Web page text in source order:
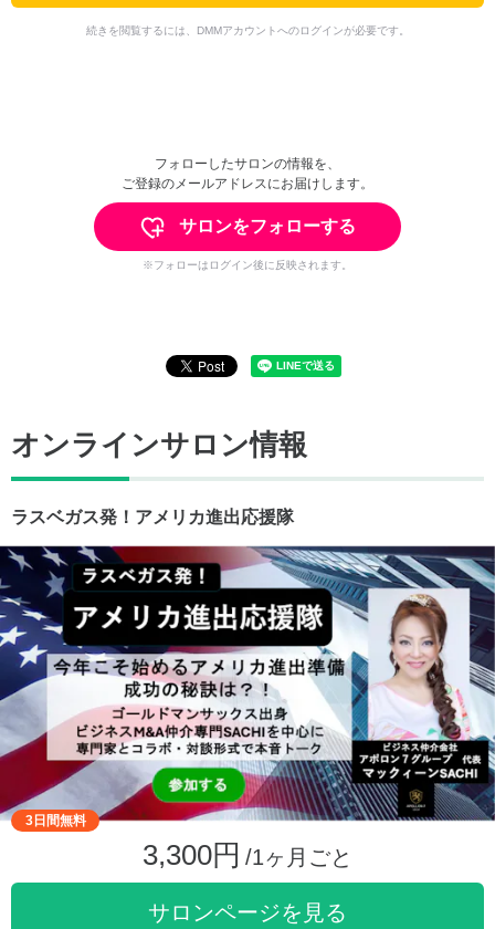
続きを閲覧するには、DMMアカウントへのログインが必要です。
フォローしたサロンの情報を、
ご登録のメールアドレスにお届けします。
サロンをフォローする
※フォローはログイン後に反映されます。
オンラインサロン情報
ラスベガス発！アメリカ進出応援隊
3日間無料
3,300円 /1ヶ月ごと
サロンページを見る